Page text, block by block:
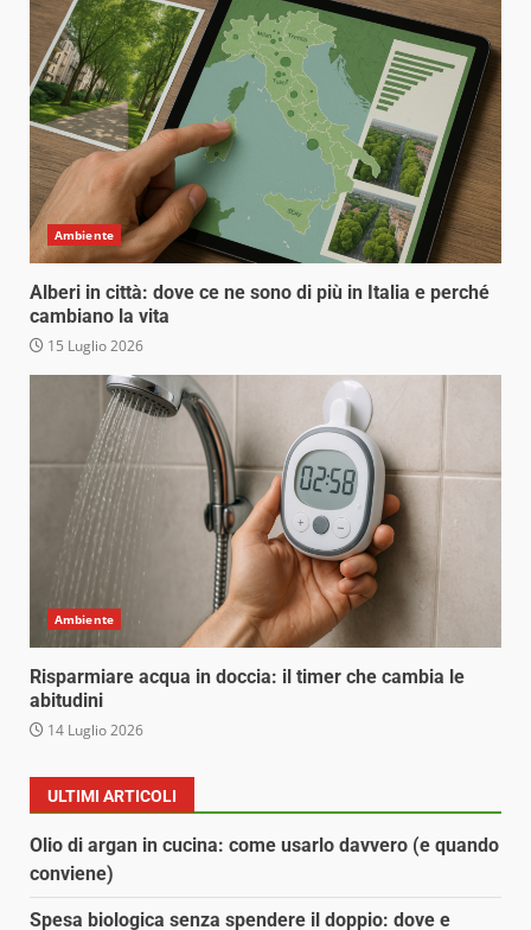
Ambiente
Alberi in città: dove ce ne sono di più in Italia e perché
cambiano la vita
15 Luglio 2026
Ambiente
Risparmiare acqua in doccia: il timer che cambia le
abitudini
14 Luglio 2026
ULTIMI ARTICOLI
Olio di argan in cucina: come usarlo davvero (e quando
conviene)
Spesa biologica senza spendere il doppio: dove e